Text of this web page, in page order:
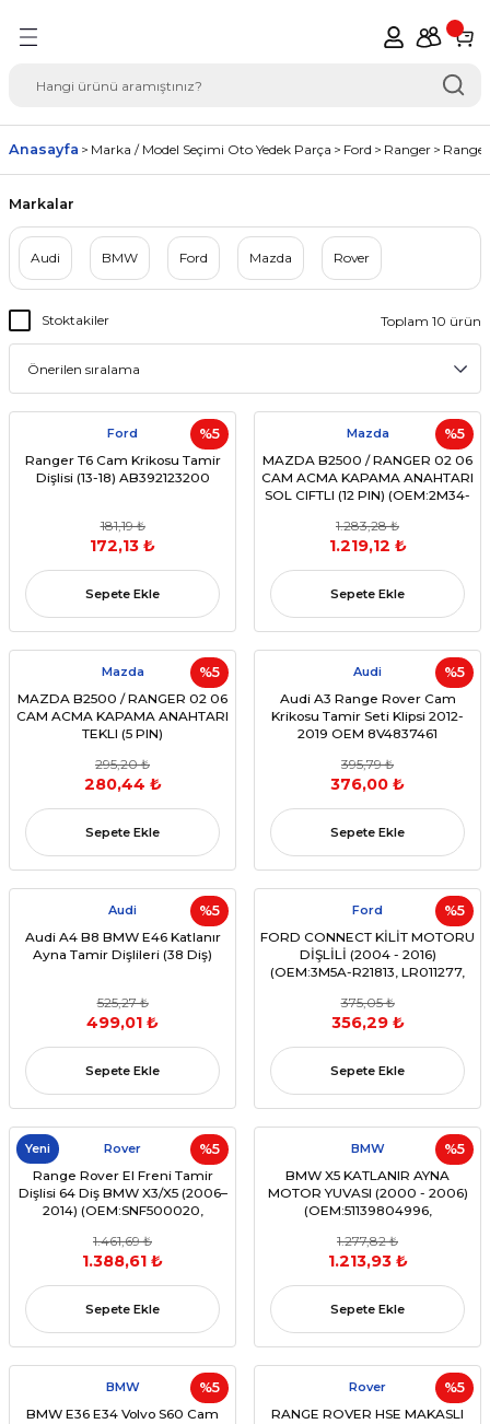
Seçimi Oto Yedek
Anasayfa Marka / Model Seçimi Oto Yedek Parça Ford Ranger Range
Markalar
Audi BMW Ford Mazda Rover
Stoktakiler Toplam 10 ürün
%5
Ford
Ranger T6 Cam Krikosu Tamir
Dişlisi (13-18) AB392123200
181,19 ₺
172,13 ₺
Sepete Ekle
%5
Mazda
MAZDA B2500 / RANGER 02 06
CAM ACMA KAPAMA ANAHTARI
SOL CIFTLI (12 PIN) (OEM:2M34-
EA)
1.283,28 ₺
1.219,12 ₺
Sepete Ekle
%5
Mazda
MAZDA B2500 / RANGER 02 06
CAM ACMA KAPAMA ANAHTARI
TEKLI (5 PIN)
295,20 ₺
280,44 ₺
Sepete Ekle
%5
Audi
Audi A3 Range Rover Cam
Krikosu Tamir Seti Klipsi 2012-
2019 OEM 8V4837461
395,79 ₺
376,00 ₺
Sepete Ekle
%5
Audi
Audi A4 B8 BMW E46 Katlanır
Ayna Tamir Dişlileri (38 Diş)
525,27 ₺
499,01 ₺
Sepete Ekle
%5
Ford
FORD CONNECT KİLİT MOTORU
DİŞLİLİ (2004 - 2016)
(OEM:3M5A-R21813, LR011277,
375,05 ₺
356,29 ₺
Sepete Ekle
%5
Yeni Rover
Range Rover El Freni Tamir
Dişlisi 64 Diş BMW X3/X5 (2006–
2014) (OEM:SNF500020,
34436756262)
1.461,69 ₺
1.388,61 ₺
Sepete Ekle
%5
BMW
BMW X5 KATLANIR AYNA
MOTOR YUVASI (2000 - 2006)
(OEM:51139804996,
1.277,82 ₺
1.213,93 ₺
Sepete Ekle
%5
BMW
BMW E36 E34 Volvo S60 Cam
%5
Rover
RANGE ROVER HSE MAKASLI